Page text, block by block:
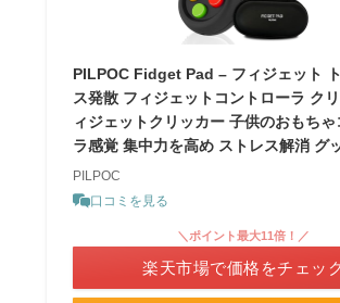
PILPOC Fidget Pad – フィジェット
ス発散 フィジェットコントローラ ク
ィジェットクリッカー 子供のおもち
ラ感覚 集中力を高め ストレス解消 グ
PILPOC
口コミを見る
＼ポイント最大11倍！／
楽天市場で価格をチェッ